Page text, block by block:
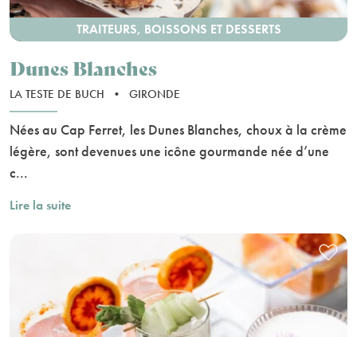
TRAITEURS, BOISSONS ET DESSERTS
Dunes Blanches
LA TESTE DE BUCH • GIRONDE
Nées au Cap Ferret, les Dunes Blanches, choux à la crème
légère, sont devenues une icône gourmande née d’une
c...
Lire la suite